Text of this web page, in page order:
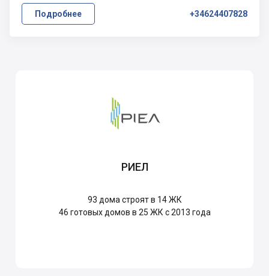
Подробнее +34624407828
РИЕЛ
93 дома строят в 14 ЖК
46 готовых домов в 25 ЖК с 2013 года